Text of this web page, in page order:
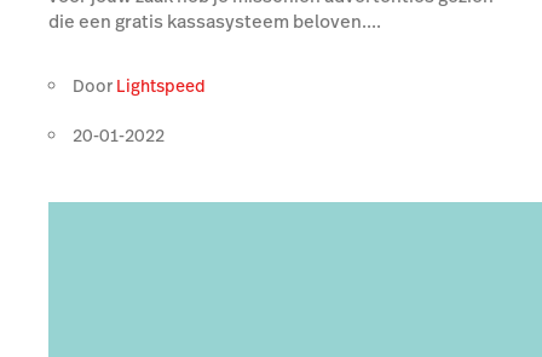
die een gratis kassasysteem beloven....
Door Lightspeed
20-01-2022